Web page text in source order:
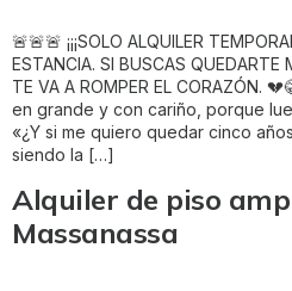
🚨🚨🚨 ¡¡¡SOLO ALQUILER
ESTANCIA. SI BUSCAS QUEDARTE
TE VA A ROMPER EL CORAZÓN.
en grande y con cariño, porque
«¿Y si me quiero quedar cinco
siendo la […]
Alquiler de piso
Massanassa